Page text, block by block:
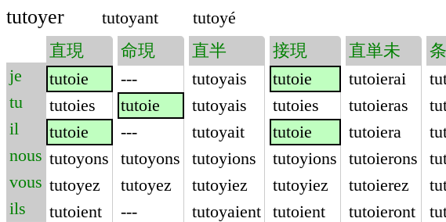
tutoyer tutoyant tutoyé
je
tu
il
nous
vous
ils
直現
tutoie
tutoies
tutoie
tutoyons
tutoyez
tutoient
命現
---
tutoie
---
tutoyons
tutoyez
---
直半
tutoyais
tutoyais
tutoyait
tutoyions
tutoyiez
tutoyaient
接現
tutoie
tutoies
tutoie
tutoyions
tutoyiez
tutoient
直単未
tutoierai
tutoieras
tutoiera
tutoierons
tutoierez
tutoieront